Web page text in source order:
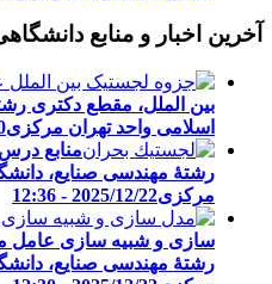
آخرین اخبار و منابع
بین الملل، مقطع دکتری
اسلامی واحد تهران مرکزی
منابع
رشتۀ مهندسی صنایع،
مرکزی2025/12/22 - 12:36
سازی و شبیه سازی عامل
رشتۀ مهندسی صنایع،